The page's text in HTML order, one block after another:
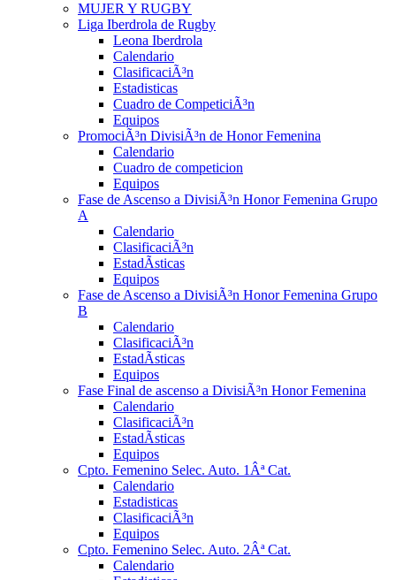
MUJER Y RUGBY
Liga Iberdrola de Rugby
Leona Iberdrola
Calendario
ClasificaciÃ³n
Estadisticas
Cuadro de CompeticiÃ³n
Equipos
PromociÃ³n DivisiÃ³n de Honor Femenina
Calendario
Cuadro de competicion
Equipos
Fase de Ascenso a DivisiÃ³n Honor Femenina Grupo
A
Calendario
ClasificaciÃ³n
EstadÃ­sticas
Equipos
Fase de Ascenso a DivisiÃ³n Honor Femenina Grupo
B
Calendario
ClasificaciÃ³n
EstadÃ­sticas
Equipos
Fase Final de ascenso a DivisiÃ³n Honor Femenina
Calendario
ClasificaciÃ³n
EstadÃ­sticas
Equipos
Cpto. Femenino Selec. Auto. 1Âª Cat.
Calendario
Estadisticas
ClasificaciÃ³n
Equipos
Cpto. Femenino Selec. Auto. 2Âª Cat.
Calendario